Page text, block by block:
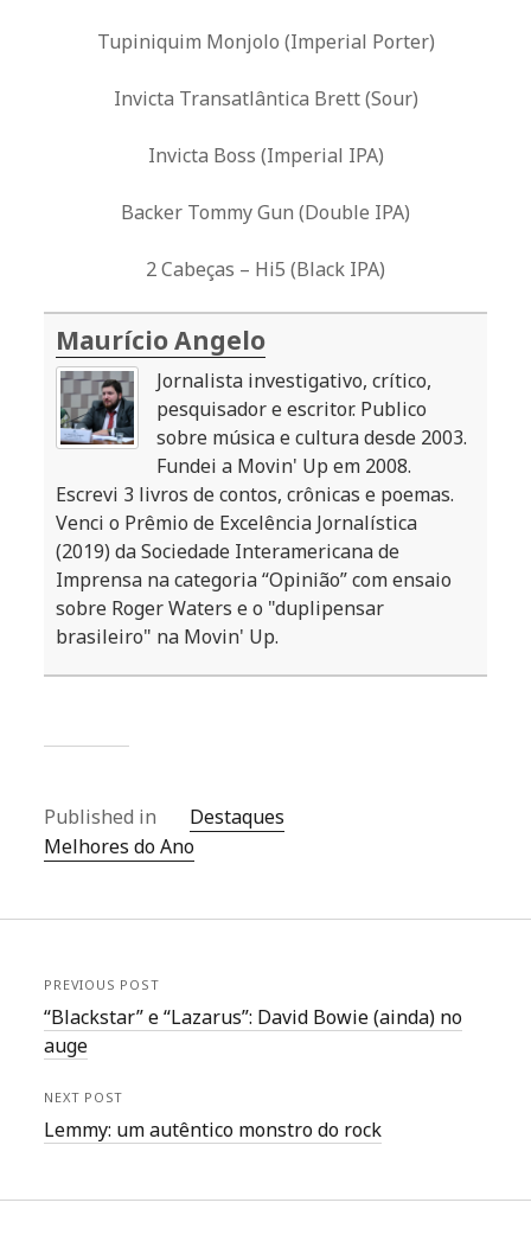
Tupiniquim Monjolo (Imperial Porter)
Invicta Transatlântica Brett (Sour)
Invicta Boss (Imperial IPA)
Backer Tommy Gun (Double IPA)
2 Cabeças – Hi5 (Black IPA)
Maurício Angelo
Jornalista investigativo, crítico,
pesquisador e escritor. Publico
sobre música e cultura desde 2003.
Fundei a Movin' Up em 2008.
Escrevi 3 livros de contos, crônicas e poemas.
Venci o Prêmio de Excelência Jornalística
(2019) da Sociedade Interamericana de
Imprensa na categoria “Opinião” com ensaio
sobre Roger Waters e o "duplipensar
brasileiro" na Movin' Up.
Published in
Destaques
Melhores do Ano
PREVIOUS POST
“Blackstar” e “Lazarus”: David Bowie (ainda) no
auge
NEXT POST
Lemmy: um autêntico monstro do rock